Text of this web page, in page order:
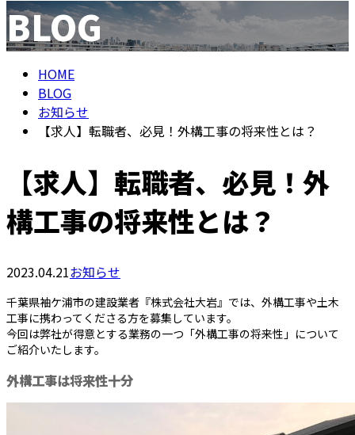
メールフォーム
BLOG
HOME
BLOG
お知らせ
【求人】転職者、必見！外構工事の将来性とは？
【求人】転職者、必見！外
構工事の将来性とは？
2023.04.21お知らせ
千葉県袖ケ浦市の建設業者『株式会社大岩』では、外構工事や土木
工事に携わってくださる方を募集しています。
今回は弊社が得意とする業務の一つ「外構工事の将来性」について
ご紹介いたします。
外構工事は将来性十分